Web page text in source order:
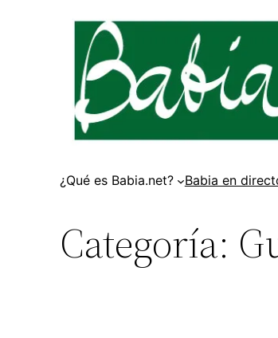
¿Qué es Babia.net? Babia en
Categoría: